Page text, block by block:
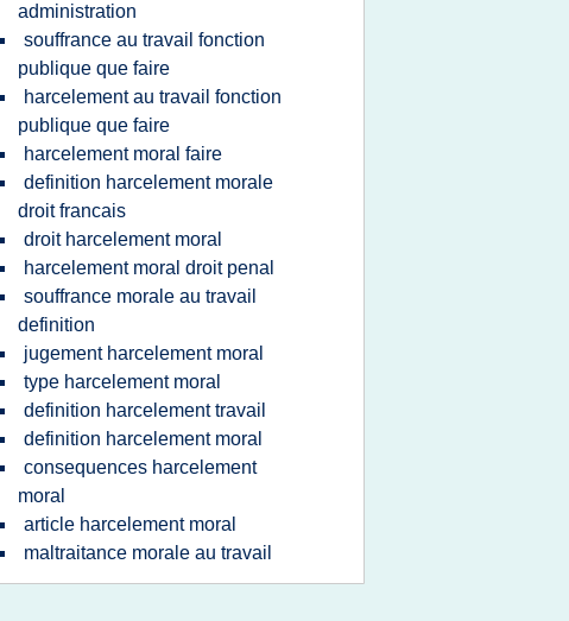
administration
souffrance au travail fonction
publique que faire
harcelement au travail fonction
publique que faire
harcelement moral faire
definition harcelement morale
droit francais
droit harcelement moral
harcelement moral droit penal
souffrance morale au travail
definition
jugement harcelement moral
type harcelement moral
definition harcelement travail
definition harcelement moral
consequences harcelement
moral
article harcelement moral
maltraitance morale au travail